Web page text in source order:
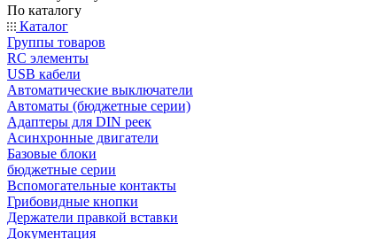
По каталогу
Каталог
Группы товаров
RC элементы
USB кабели
Автоматические выключатели
Автоматы (бюджетные серии)
Адаптеры для DIN реек
Асинхронные двигатели
Базовые блоки
бюджетные серии
Вспомогательные контакты
Грибовидные кнопки
Держатели правкой вставки
Документация